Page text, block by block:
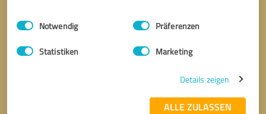
Impressum Datenschutzbestimmungen
Einwilligungsauswahl
Notwendig Präferenzen
Statistiken Marketing
Details zeigen
ALLE ZULASSEN